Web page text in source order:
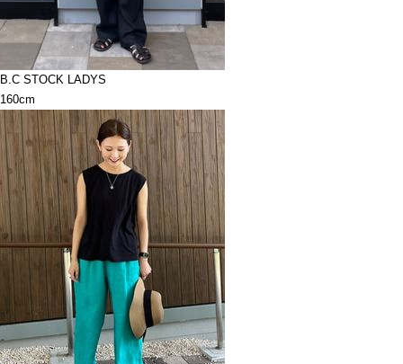
B.C STOCK LADYS
160cm